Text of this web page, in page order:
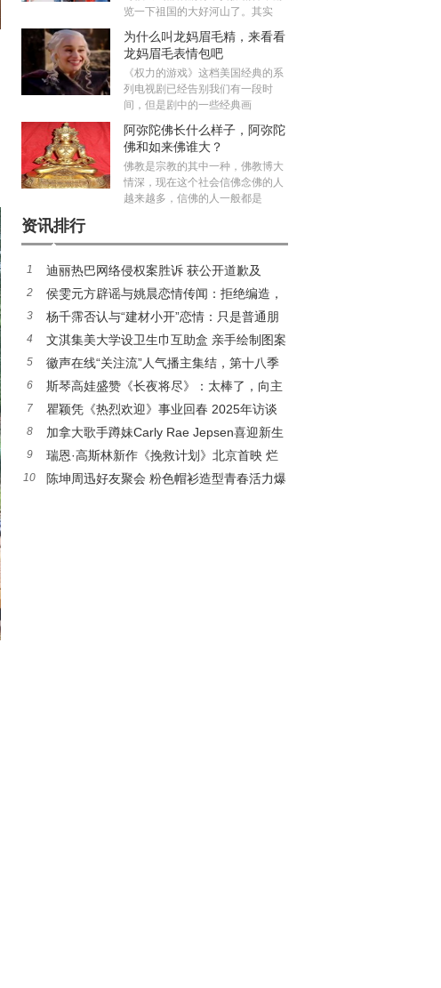
览一下祖国的大好河山了。其实
为什么叫龙妈眉毛精，来看看
龙妈眉毛表情包吧
《权力的游戏》这档美国经典的系
列电视剧已经告别我们有一段时
间，但是剧中的一些经典画
阿弥陀佛长什么样子，阿弥陀
佛和如来佛谁大？
佛教是宗教的其中一种，佛教博大
情深，现在这个社会信佛念佛的人
越来越多，信佛的人一般都是
资讯排行
1
迪丽热巴网络侵权案胜诉 获公开道歉及
2050元赔偿
2
侯雯元方辟谣与姚晨恋情传闻：拒绝编造，
抵制谣言
3
杨千霈否认与“建材小开”恋情：只是普通朋
友
4
文淇集美大学设卫生巾互助盒 亲手绘制图案
传递温暖
5
徽声在线“关注流”人气播主集结，第十八季
新闻马拉松香港开跑在即！
6
斯琴高娃盛赞《长夜将尽》：太棒了，向主
创团队致敬
7
瞿颖凭《热烈欢迎》事业回春 2025年访谈
自曝婚姻生活幸福美满
8
加拿大歌手蹲妹Carly Rae Jepsen喜迎新生
命，官宣成为幸福妈妈
9
瑞恩·高斯林新作《挽救计划》北京首映 烂
番茄95%高分开局
10
陈坤周迅好友聚会 粉色帽衫造型青春活力爆